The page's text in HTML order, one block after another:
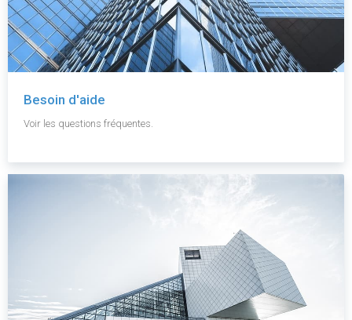
Besoin d'aide
Voir les questions fréquentes.